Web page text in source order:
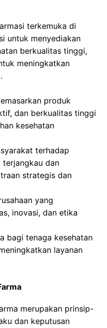
terkemuka di
untuk menyediakan
berkualitas tinggi,
meningkatkan
produk
dan berkualitas tinggi
kesehatan
terhadap
terjangkau dan
strategis dan
yang
inovasi, dan etika
bagi tenaga kesehatan
layanan
merupakan prinsip-
dan keputusan